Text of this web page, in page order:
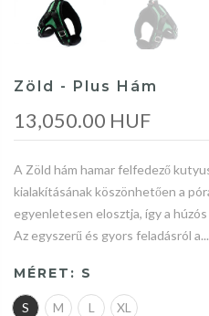
Zöld - Plus Hám
13,050.00 HUF
A Zöld hám hamar felfedező
kialakításának köszönhetően a
egyenletesen elosztja, így a
Az egyszerű és gyors feladásról a...
MÉRET: S
S M L XL